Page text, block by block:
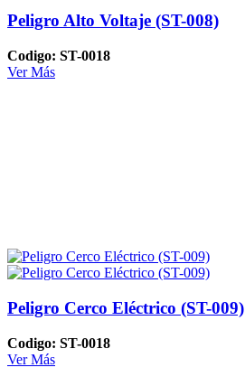
Peligro Alto Voltaje (ST-008)
Codigo: ST-0018
Ver Más
Peligro Cerco Eléctrico (ST-009)
Codigo: ST-0018
Ver Más